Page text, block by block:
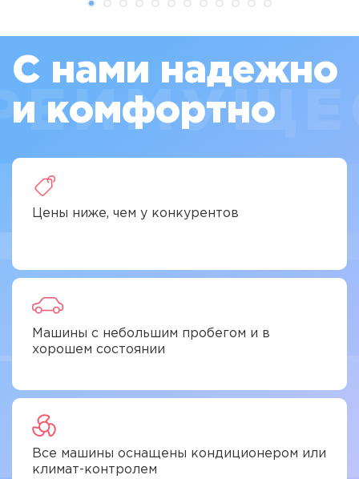
С нами надежно
и комфортно
Цены ниже, чем у конкурентов
Машины с небольшим пробегом и в
хорошем состоянии
Все машины оснащены кондиционером или
климат-контролем